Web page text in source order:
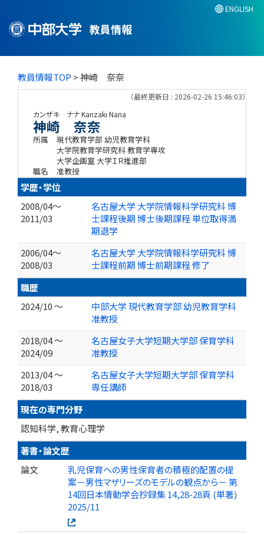
教員情報
ENGLISH
教員情報TOP > 神崎 奈奈
（最終更新日 : 2026-02-26 15:46:03）
カンザキ ナナKanzaki Nana
神崎 奈奈
所属
現代教育学部 幼児教育学科
大学院教育学研究科 教育学専攻
大学企画室 大学ＩＲ推進部
職名
准教授
学歴・学位
2008/04～
2011/03
名古屋大学 大学院情報科学研究科 博
士課程後期 博士後期課程 単位取得満
期退学
2006/04～
2008/03
名古屋大学 大学院情報科学研究科 博
士課程前期 博士前期課程 修了
職歴
2024/10 ～
中部大学 現代教育学部 幼児教育学科
准教授
2018/04 ～
2024/09
名古屋女子大学短期大学部 保育学科
准教授
2013/04 ～
2018/03
名古屋女子大学短期大学部 保育学科
専任講師
現在の専門分野
認知科学, 教育心理学
著書・論文歴
論文
乳児保育への男性保育者の積極的配置の提
案－男性マザリーズのモデルの観点から－ 第
14回日本情動学会抄録集 14,28-28頁 (単著)
2025/11